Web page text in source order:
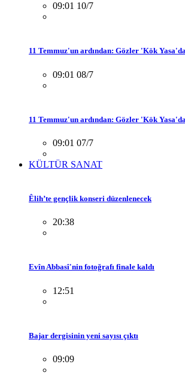
09:01 10/7
11 Temmuz'un ardından: Gözler 'Kök
09:01 08/7
11 Temmuz'un ardından: Gözler 'Kök
09:01 07/7
KÜLTÜR SANAT
Êlih’te gençlik konseri düzenlenecek
20:38
Evîn Abbasî'nin fotoğrafı finale kaldı
12:51
Bajar dergisinin yeni sayısı çıktı
09:09